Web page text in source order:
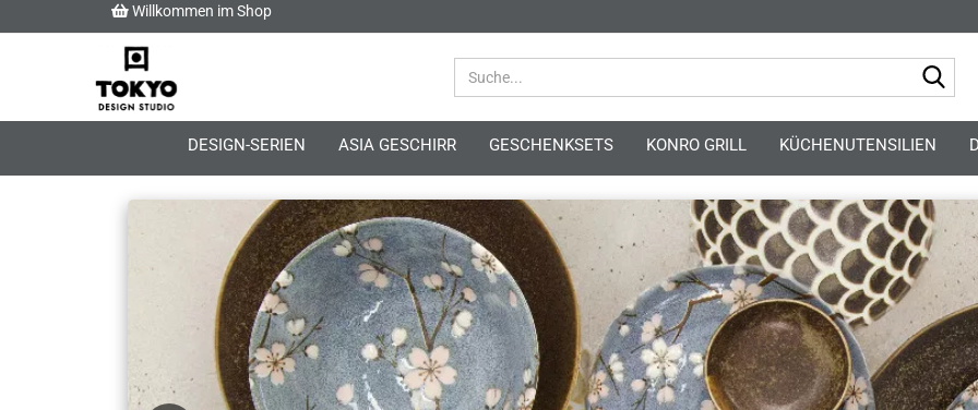
Willkommen im Shop
DESIGN-SERIEN ASIA GESCHIRR GESCHENKSETS KONRO GRILL KÜCHENUTENSILIEN